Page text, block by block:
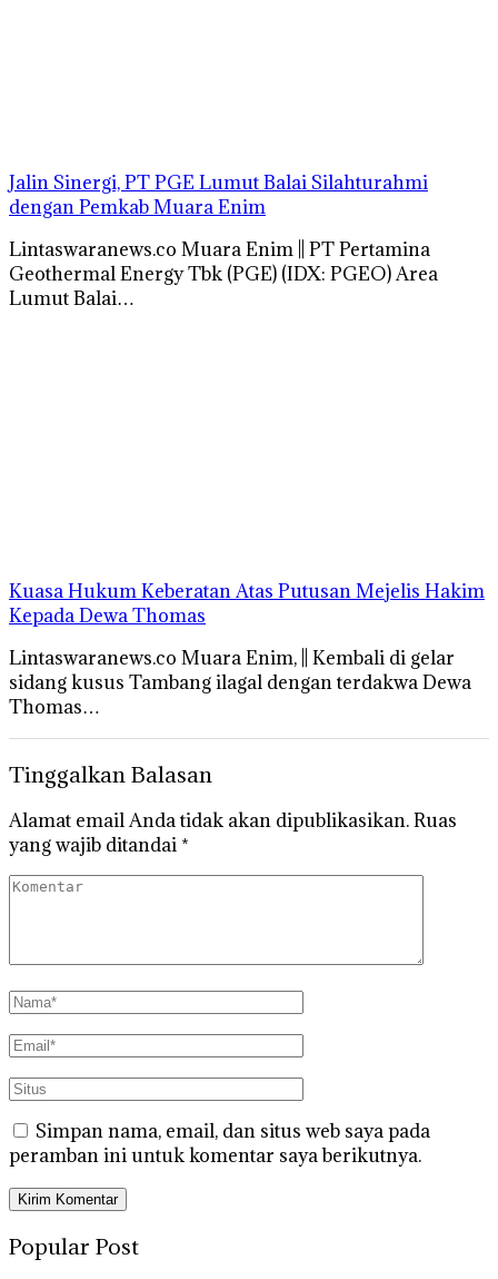
Jalin Sinergi, PT PGE Lumut Balai Silahturahmi
dengan Pemkab Muara Enim
Lintaswaranews.co Muara Enim || PT Pertamina
Geothermal Energy Tbk (PGE) (IDX: PGEO) Area
Lumut Balai…
Kuasa Hukum Keberatan Atas Putusan Mejelis Hakim
Kepada Dewa Thomas
Lintaswaranews.co Muara Enim, || Kembali di gelar
sidang kusus Tambang ilagal dengan terdakwa Dewa
Thomas…
Tinggalkan Balasan
Alamat email Anda tidak akan dipublikasikan.Ruas
yang wajib ditandai *
Simpan nama, email, dan situs web saya pada
peramban ini untuk komentar saya berikutnya.
Popular Post